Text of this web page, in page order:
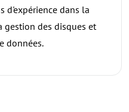
d'expérience dans la
gestion des disques et
données.